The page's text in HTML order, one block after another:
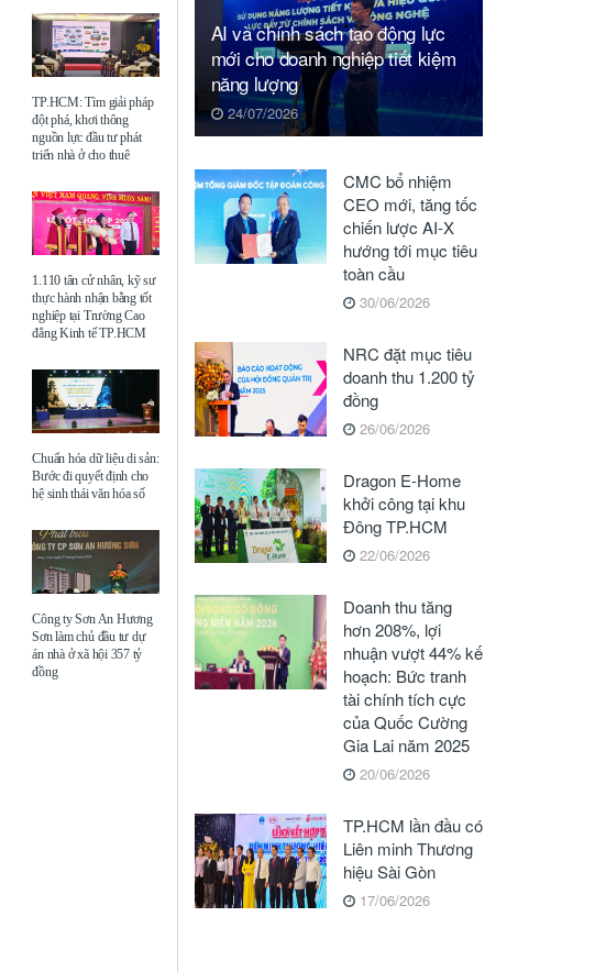
TP.HCM: Tìm giải pháp
đột phá, khơi thông
nguồn lực đầu tư phát
triển nhà ở cho thuê
1.110 tân cử nhân, kỹ sư
thực hành nhận bằng tốt
nghiệp tại Trường Cao
đẳng Kinh tế TP.HCM
Chuẩn hóa dữ liệu di sản:
Bước đi quyết định cho
hệ sinh thái văn hóa số
Công ty Sơn An Hương
Sơn làm chủ đầu tư dự
án nhà ở xã hội 357 tỷ
đồng
AI và chính sách tạo động lực
mới cho doanh nghiệp tiết kiệm
năng lượng
24/07/2026
CMC bổ nhiệm
CEO mới, tăng tốc
chiến lược AI-X
hướng tới mục tiêu
toàn cầu
30/06/2026
NRC đặt mục tiêu
doanh thu 1.200 tỷ
đồng
26/06/2026
Dragon E-Home
khởi công tại khu
Đông TP.HCM
22/06/2026
Doanh thu tăng
hơn 208%, lợi
nhuận vượt 44% kế
hoạch: Bức tranh
tài chính tích cực
của Quốc Cường
Gia Lai năm 2025
20/06/2026
TP.HCM lần đầu có
Liên minh Thương
hiệu Sài Gòn
17/06/2026